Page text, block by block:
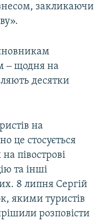
закликаючи
‒ щодня на
десятки
на
це стосується
півострові
та інші
8 липня Сергій
якими туристів
розповісти